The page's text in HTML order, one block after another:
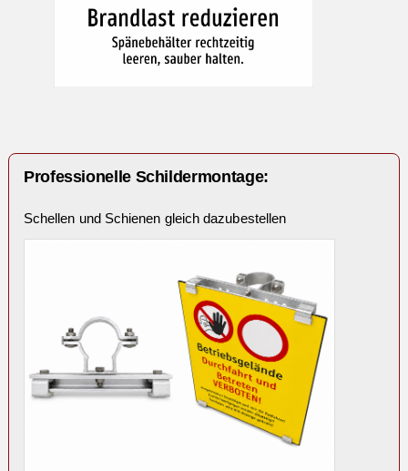
Professionelle Schildermontage:
Schellen und Schienen gleich dazubestellen